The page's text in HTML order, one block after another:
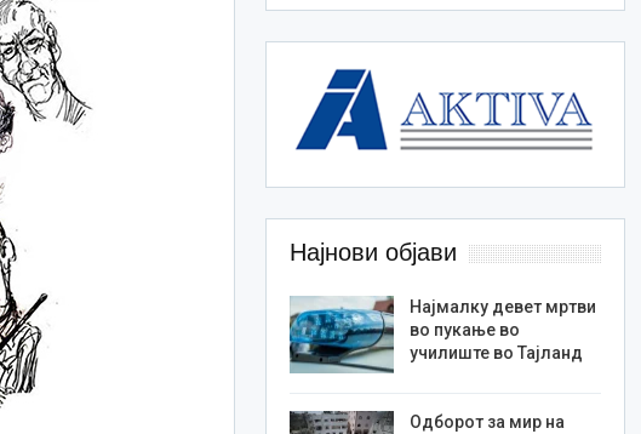
Најнови објави
Најмалку девет мртви
во пукање во
училиште во Тајланд
Одборот за мир на